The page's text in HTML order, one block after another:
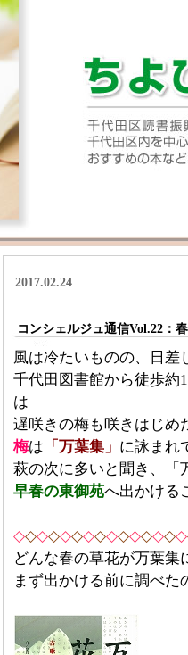
2017.02.24
コンシェルジュ通信Vol.22：
風は冷たいものの、日差
千代田図書館から徒歩約
は
遅咲きの梅も咲きはじめ
梅は 「万葉集」 に詠まれ
萩の次に多いと聞き、「
早春の東御苑へ出かける
◇◇◇◇◇◇◇◇◇◇◇◇◇◇◇
どんな春の草花が万葉集
まず出かける前に調べた